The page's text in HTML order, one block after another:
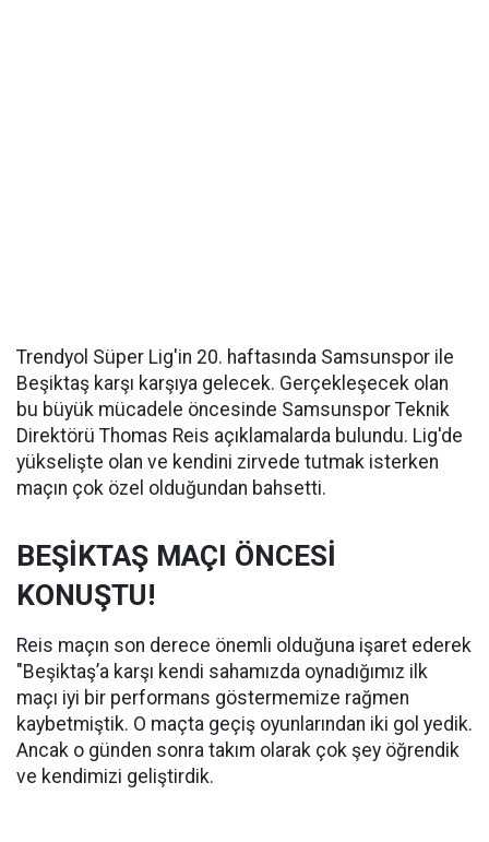
Trendyol Süper Lig'in 20. haftasında Samsunspor ile
Beşiktaş karşı karşıya gelecek. Gerçekleşecek olan
bu büyük mücadele öncesinde Samsunspor Teknik
Direktörü Thomas Reis açıklamalarda bulundu. Lig'de
yükselişte olan ve kendini zirvede tutmak isterken
maçın çok özel olduğundan bahsetti.
BEŞİKTAŞ MAÇI ÖNCESİ
KONUŞTU!
Reis maçın son derece önemli olduğuna işaret ederek
"Beşiktaş’a karşı kendi sahamızda oynadığımız ilk
maçı iyi bir performans göstermemize rağmen
kaybetmiştik. O maçta geçiş oyunlarından iki gol yedik.
Ancak o günden sonra takım olarak çok şey öğrendik
ve kendimizi geliştirdik.